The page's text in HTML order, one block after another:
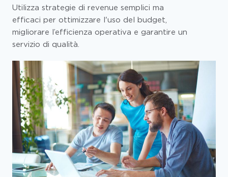
Utilizza strategie di revenue semplici ma
efficaci per ottimizzare l'uso del budget,
migliorare l’efficienza operativa e garantire un
servizio di qualità.